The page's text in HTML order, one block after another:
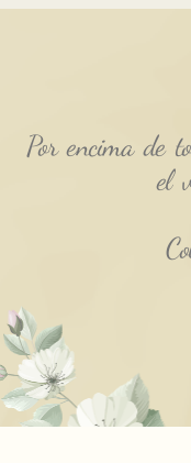
Por encima de
el